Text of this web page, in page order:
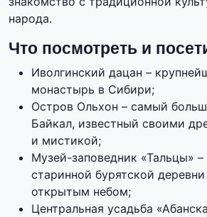
народа.
Что посмотреть и
Иволгинский дацан –
монастырь в Сибири;
Остров Ольхон – самый
Байкал, известный своими
и мистикой;
Музей-заповедник «Тальцы»
старинной бурятской
открытым небом;
Центральная усадьба